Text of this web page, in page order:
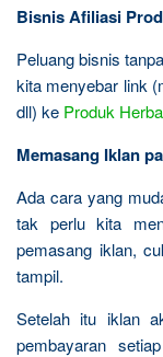
Bisnis Afiliasi
Peluang bisnis
kita menyebar link
dll) ke Produk
Memasang Iklan
Ada cara yang
tak perlu kita
pemasang iklan,
tampil.
Setelah itu iklan
pembayaran